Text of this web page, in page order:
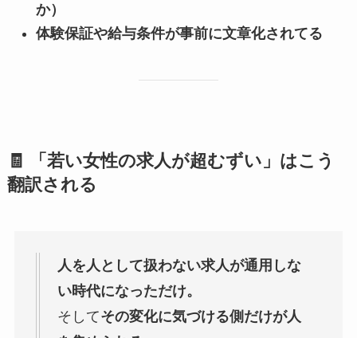
か）
体験保証や給与条件が事前に文章化されてる
🧾 「若い女性の求人が超むずい」はこう
翻訳される
人を人として扱わない求人が通用しな
い時代になっただけ。
そしてその変化に気づける側だけが人